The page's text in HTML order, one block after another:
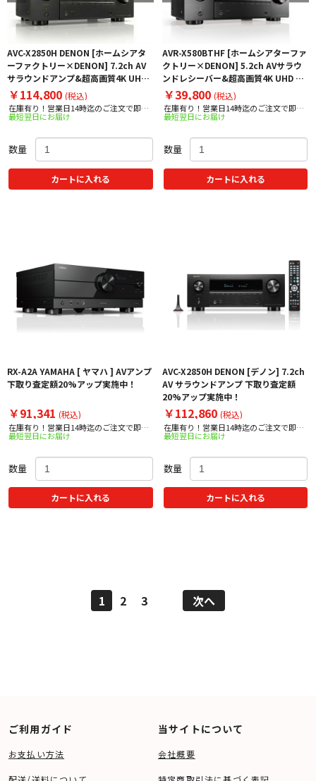
AVC-X2850H DENON [ホームシアタ
ーファクトリー×DENON] 7.2ch AV
サラウンドアンプ&超高画質4K UHD
BDソフトセット 【超お買い得スペシ
ャルセットパッケージ！】
￥114,800 (税込)
在庫有り！営業日14時迄のご注文で即日
出荷！
最短翌日にお届け
数量
カートに入れる
AVR-X580BTHF [ホームシアターファ
クトリー×DENON] 5.2ch AVサラウ
ンドレシーバー&超高画質4K UHD BD
ソフトセット 【超お買い得スペシャル
セットパッケージ！】
￥39,800 (税込)
在庫有り！営業日14時迄のご注文で即日
出荷！
最短翌日にお届け
数量
カートに入れる
RX-A2A YAMAHA [ ヤマハ ] AVアンプ
下取り査定額20%アップ実施中！
￥91,341 (税込)
在庫有り！営業日14時迄のご注文で即日
出荷！
最短翌日にお届け
数量
カートに入れる
AVC-X2850H DENON [デノン] 7.2ch
AV サラウンドアンプ 下取り査定額
20%アップ実施中！
￥112,860 (税込)
在庫有り！営業日14時迄のご注文で即日
出荷！
最短翌日にお届け
数量
カートに入れる
1 2 3 次へ
ご利用ガイド
お支払い方法
当サイトについて
会社概要